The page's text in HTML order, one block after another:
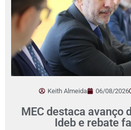
Keith Almeida 06/08/2026
MEC destaca avanço
Ideb e rebate